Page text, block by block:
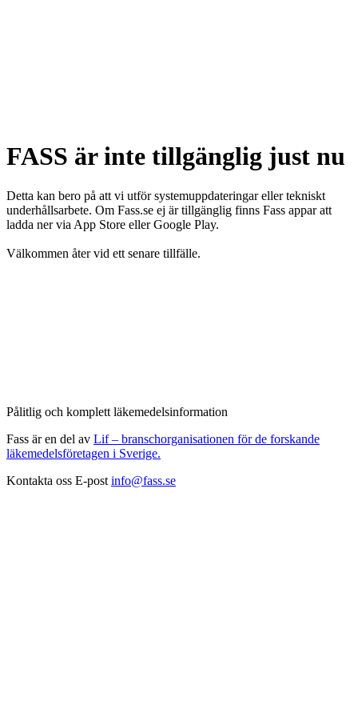
FASS är inte tillgänglig just nu
Detta kan bero på att vi utför systemuppdateringar eller tekniskt
underhållsarbete. Om Fass.se ej är tillgänglig finns Fass appar att
ladda ner via App Store eller Google Play.
Välkommen åter vid ett senare tillfälle.
Pålitlig och komplett läkemedelsinformation
Fass är en del av Lif – branschorganisationen för de forskande
läkemedelsföretagen i Sverige.
Kontakta oss E-post info@fass.se